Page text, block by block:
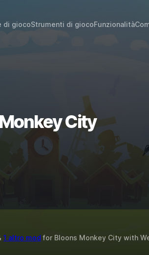
di giocoStrumenti di giocoFunzionalità
City
1 altro mod for Bloons Monkey City with